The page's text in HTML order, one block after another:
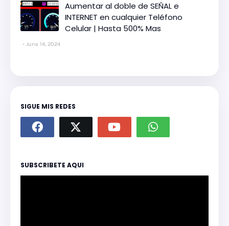
Aumentar al doble de SEÑAL e
INTERNET en cualquier Teléfono
Celular | Hasta 500% Mas
June 14, 2024
SIGUE MIS REDES
SUBSCRIBETE AQUI